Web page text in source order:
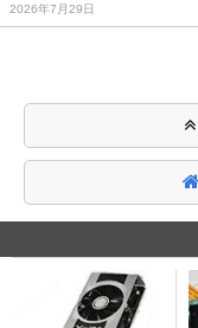
2026年7月29日